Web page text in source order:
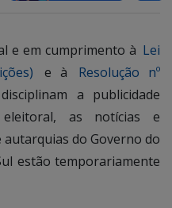
e em cumprimento à Lei
e à
Resolução nº
a publicidade
as notícias e
autarquias do Governo do
estão temporariamente